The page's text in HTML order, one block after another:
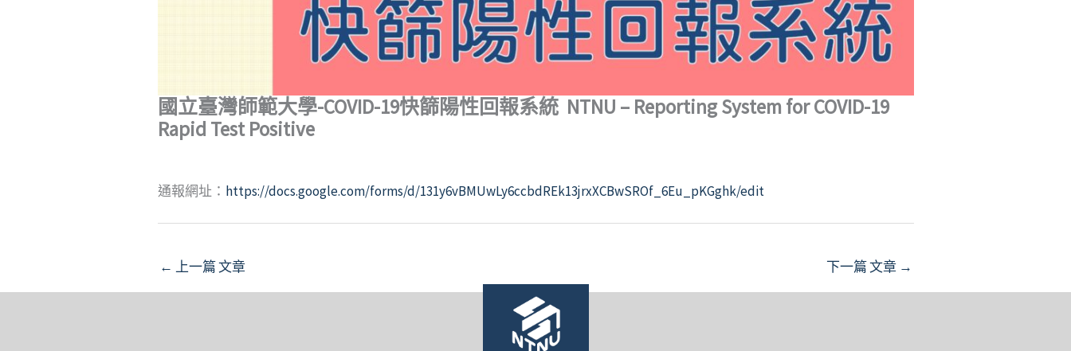
國立臺灣師範大學-COVID-19快篩陽性回報系統 NTNU – Reporting System for COVID-19
Rapid Test Positive
通報網址： https://docs.google.com/forms/d/131y6vBMUwLy6ccbdREk13jrxXCBwSROf_6Eu_pKGghk/edit
← 上一篇 文章 下一篇 文章 →